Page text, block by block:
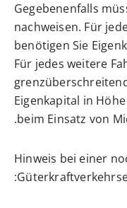
Gegebenenfalls
nachweisen. Für
benötigen Sie
Für jedes weitere
Eigenkapital in
beim Einsatz von
Hinweis bei einer